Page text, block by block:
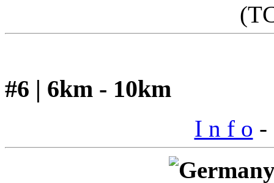
#6 | 6km - 10km
I n f o -